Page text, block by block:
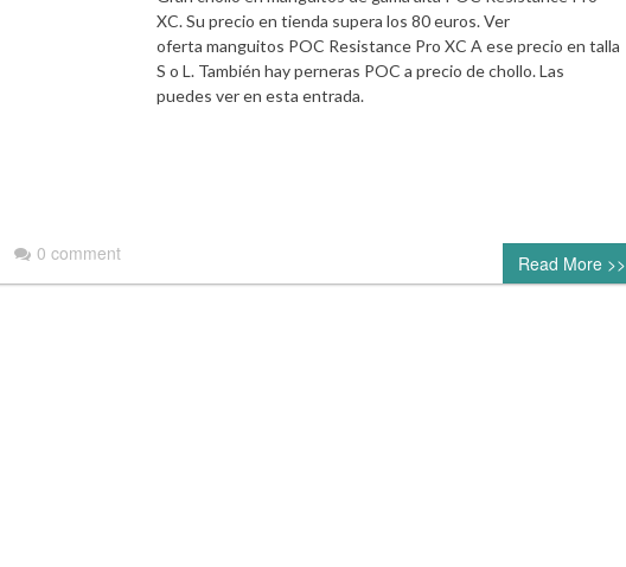
0 comment
XC. Su precio en tienda supera los 80 euros. Ver
oferta manguitos POC Resistance Pro XC A ese precio en talla
S o L. También hay perneras POC a precio de chollo. Las
puedes ver en esta entrada.
Read More >>